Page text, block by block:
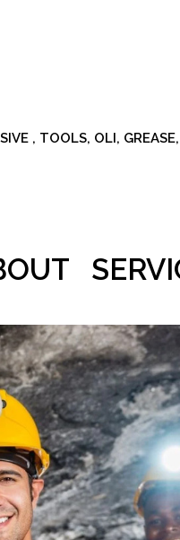
, TOOLS, OLI,